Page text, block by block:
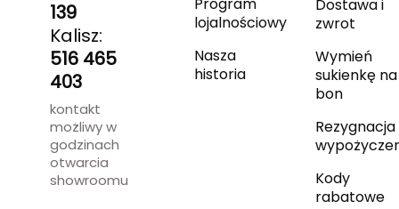
139
Kalisz:
516 465
403
kontakt
możliwy w
godzinach
otwarcia
showroomu
lojalnościowy
Nasza
historia
Dostawa i
zwrot
Wymień
sukienkę na
bon
Rezygnacja
Kody
rabatowe